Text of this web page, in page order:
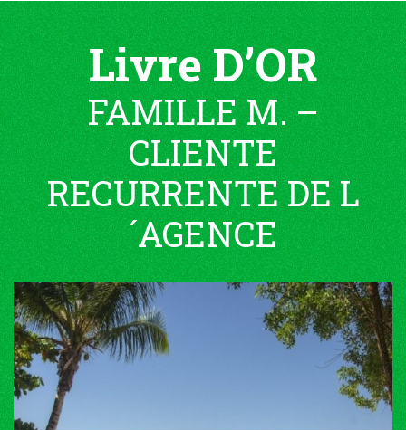
Livre D’OR
FAMILLE M. –
CLIENTE
RECURRENTE DE L
´AGENCE